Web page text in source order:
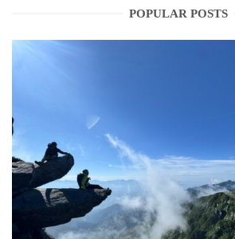
POPULAR POSTS